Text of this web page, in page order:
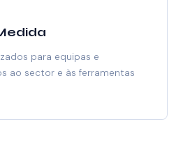
para equipas e
ao sector e às ferramentas